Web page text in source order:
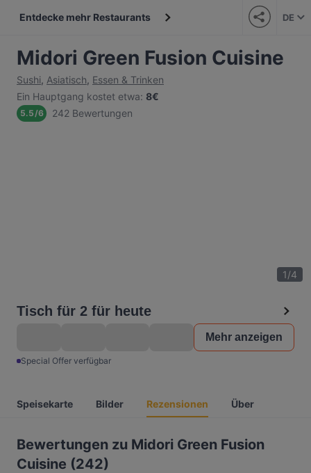
Entdecke mehr Restaurants DE
Midori Green Fusion Cuisine
Sushi, Asiatisch, Essen & Trinken
Ein Hauptgang kostet etwa: 8€
5.5/6 242 Bewertungen
1/4
Tisch für 2 für heute
Mehr anzeigen
Special Offer verfügbar
Speisekarte Bilder Rezensionen Über
Bewertungen zu Midori Green Fusion
Cuisine (242)